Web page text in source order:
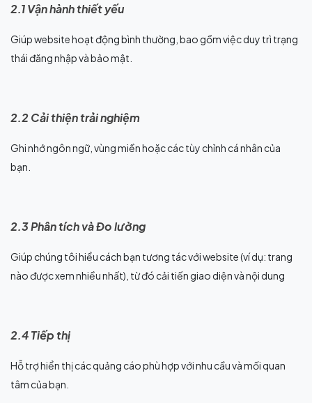
2.1 Vận hành thiết yếu
Giúp website hoạt động bình thường, bao gồm việc duy trì trạng
thái đăng nhập và bảo mật.
2.2 Cải thiện trải nghiệm
Ghi nhớ ngôn ngữ, vùng miền hoặc các tùy chỉnh cá nhân của
bạn.
2.3 Phân tích và Đo lường
Giúp chúng tôi hiểu cách bạn tương tác với website (ví dụ: trang
nào được xem nhiều nhất), từ đó cải tiến giao diện và nội dung
2.4 Tiếp thị
Hỗ trợ hiển thị các quảng cáo phù hợp với nhu cầu và mối quan
tâm của bạn.